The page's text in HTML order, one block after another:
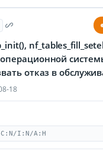
отказ в
18
I:N/A:H